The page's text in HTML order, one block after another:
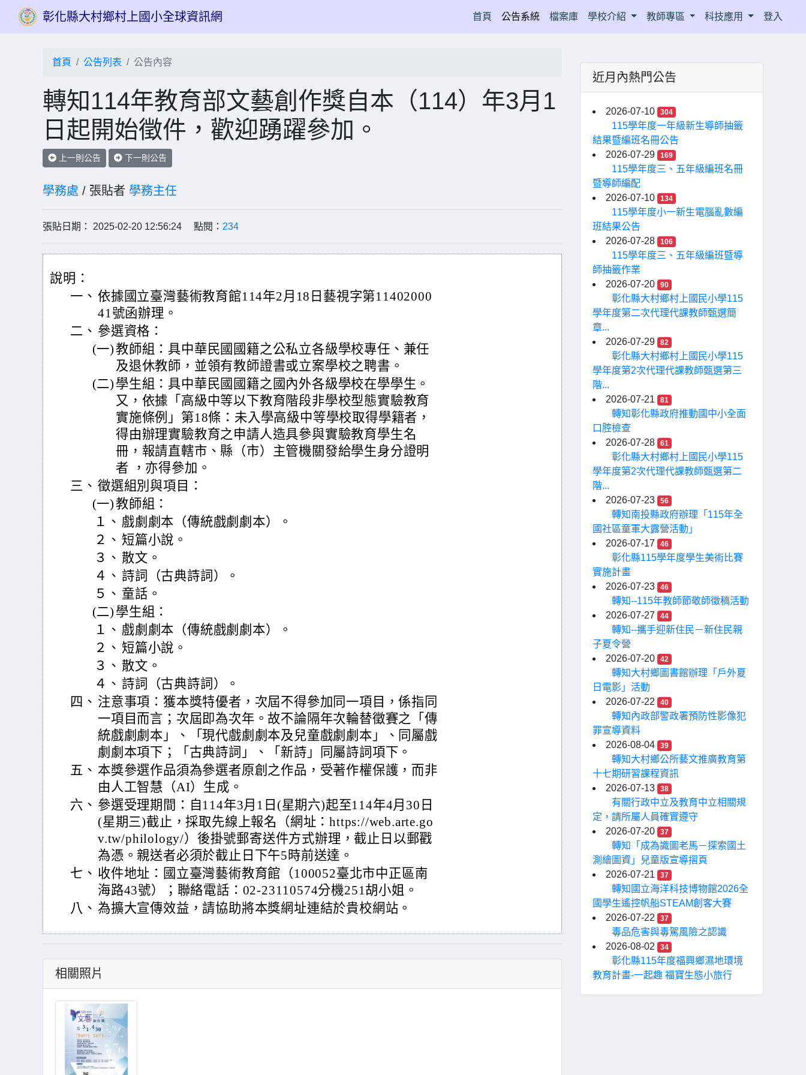
彰化縣大村鄉村上國小全球資訊網 首頁(current)
公告系統 檔案庫 學校介紹 教師專區 科技應用 登入
首頁 公告列表 公告內容
轉知114年教育部文藝創作獎自本（114）年3月1
日起開始徵件，歡迎踴躍參加。
上一則公告 下一則公告
學務處 / 張貼者 學務主任
張貼日期： 2025-02-20 12:56:24 點閱： 234
說明：
一、 依據國立臺灣藝術教育館114年2月18日藝視字第11402000
41號函辦理。
二、 參選資格：
(一)教師組：具中華民國國籍之公私立各級學校專任、兼任
及退休教師，並領有教師證書或立案學校之聘書。
(二) 學生組：具中華民國國籍之國內外各級學校在學學生。
又，依據「高級中等以下教育階段非學校型態實驗教育
實施條例」第18條：未入學高級中等學校取得學籍者，
得由辦理實驗教育之申請人造具參與實驗教育學生名
冊，報請直轄市、縣（市）主管機關發給學生身分證明
者 ，亦得參加。
三、 徵選組別與項目：
(一)教師組：
１、 戲劇劇本（傳統戲劇劇本）。
２、 短篇小說。
３、 散文。
４、 詩詞（古典詩詞）。
５、 童話。
(二) 學生組：
１、 戲劇劇本（傳統戲劇劇本）。
２、 短篇小說。
３、 散文。
４、 詩詞（古典詩詞）。
四、 注意事項：獲本獎特優者，次屆不得參加同一項目，係指同
一項目而言；次屆即為次年。故不論隔年次輪替徵賽之「傳
統戲劇劇本」、「現代戲劇劇本及兒童戲劇劇本」、同屬戲
劇劇本項下；「古典詩詞」、「新詩」同屬詩詞項下。
五、 本獎參選作品須為參選者原創之作品，受著作權保護，而非
由人工智慧（AI）生成。
六、 參選受理期間：自114年3月1日(星期六)起至114年4月30日
(星期三)截止，採取先線上報名（網址：https://web.arte.go
v.tw/philology/）後掛號郵寄送件方式辦理，截止日以郵戳
為憑。親送者必須於截止日下午5時前送達。
七、 收件地址：國立臺灣藝術教育館（100052臺北市中正區南
海路43號）；聯絡電話：02-23110574分機251胡小姐。
八、 為擴大宣傳效益，請協助將本獎網址連結於貴校網站。
相關照片
近月內熱門公告
2026-07-10 304
115學年度一年級新生導師抽籤
結果暨編班名冊公告
2026-07-29
169
115學年度三、五年級編班名冊
暨導師編配
2026-07-10
134
115學年度小一新生電腦亂數編
班結果公告
2026-07-28
106
115學年度三、五年級編班暨導
師抽籤作業
2026-07-20
90
彰化縣大村鄉村上國民小學115
學年度第二次代理代課教師甄選簡
章...
2026-07-29
82
彰化縣大村鄉村上國民小學115
學年度第2次代理代課教師甄選第三
階...
2026-07-21
81
轉知彰化縣政府推動國中小全面
口腔檢查
2026-07-28
61
彰化縣大村鄉村上國民小學115
學年度第2次代理代課教師甄選第二
階...
2026-07-23
56
轉知南投縣政府辦理「115年全
國社區童軍大露營活動」
2026-07-17
46
彰化縣115學年度學生美術比賽
實施計畫
2026-07-23
46
轉知--115年教師節敬師徵稿活動
2026-07-27
44
轉知--攜手迎新住民－新住民親
子夏令營
2026-07-20
42
轉知大村鄉圖書館辦理「戶外夏
日電影」活動
2026-07-22
40
轉知內政部警政署預防性影像犯
罪宣導資料
2026-08-04
39
轉知大村鄉公所藝文推廣教育第
十七期研習課程資訊
2026-07-13
38
有關行政中立及教育中立相關規
定，請所屬人員確實遵守
2026-07-20
37
轉知「成為識圖老馬－探索國土
測繪圖資」兒童版宣導摺頁
2026-07-21
37
轉知國立海洋科技博物館2026全
國學生遙控帆船STEAM創客大賽
2026-07-22
37
毒品危害與毒駕風險之認識
2026-08-02
34
彰化縣115年度福興鄉濕地環境
教育計畫-一起趣 福寶生態小旅行